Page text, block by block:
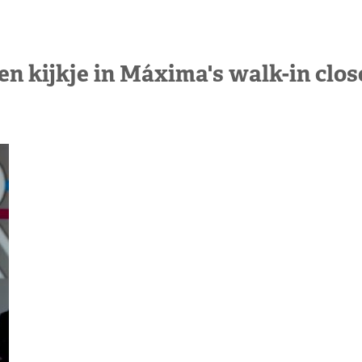
kijkje in Máxima's walk-in